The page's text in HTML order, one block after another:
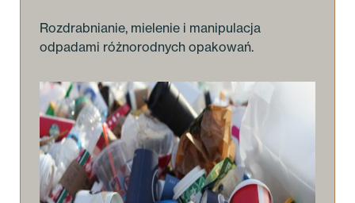
Rozdrabnianie, mielenie i manipulacja
odpadami różnorodnych opakowań.